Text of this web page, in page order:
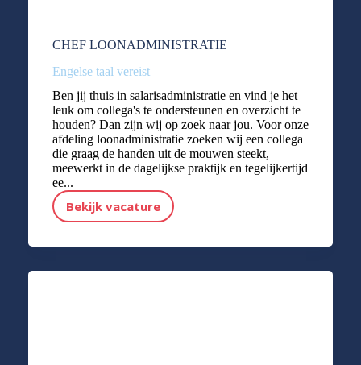
CHEF LOONADMINISTRATIE
Engelse taal vereist
Ben jij thuis in salarisadministratie en vind je het
leuk om collega's te ondersteunen en overzicht te
houden? Dan zijn wij op zoek naar jou. Voor onze
afdeling loonadministratie zoeken wij een collega
die graag de handen uit de mouwen steekt,
meewerkt in de dagelijkse praktijk en tegelijkertijd
ee...
Bekijk vacature
CHEF LOONADMINISTRATIE